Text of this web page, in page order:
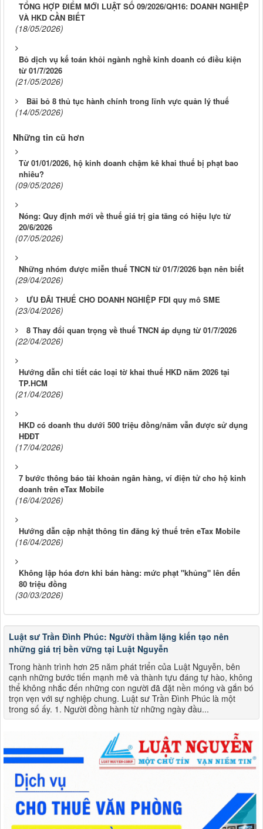
TỔNG HỢP ĐIỂM MỚI LUẬT SỐ 09/2026/QH16: DOANH NGHIỆP
VÀ HKD CẦN BIẾT
(18/05/2026)
Bỏ dịch vụ kế toán khỏi ngành nghề kinh doanh có điều kiện
từ 01/7/2026
(21/05/2026)
Bãi bỏ 8 thủ tục hành chính trong lĩnh vực quản lý thuế
(14/05/2026)
Những tin cũ hơn
Từ 01/01/2026, hộ kinh doanh chậm kê khai thuế bị phạt bao
nhiêu?
(09/05/2026)
Nóng: Quy định mới về thuế giá trị gia tăng có hiệu lực từ
20/6/2026
(07/05/2026)
Những nhóm được miễn thuế TNCN từ 01/7/2026 bạn nên biết
(29/04/2026)
ƯU ĐÃI THUẾ CHO DOANH NGHIỆP FDI quy mô SME
(23/04/2026)
8 Thay đổi quan trọng về thuế TNCN áp dụng từ 01/7/2026
(22/04/2026)
Hướng dẫn chi tiết các loại tờ khai thuế HKD năm 2026 tại
TP.HCM
(21/04/2026)
HKD có doanh thu dưới 500 triệu đồng/năm vẫn được sử dụng
HĐĐT
(17/04/2026)
7 bước thông báo tài khoản ngân hàng, ví điện tử cho hộ kinh
doanh trên eTax Mobile
(16/04/2026)
Hướng dẫn cập nhật thông tin đăng ký thuế trên eTax Mobile
(16/04/2026)
Không lập hóa đơn khi bán hàng: mức phạt "khủng" lên đến
80 triệu đồng
(30/03/2026)
Luật sư Trần Đình Phúc: Người thầm lặng kiến tạo nên
những giá trị bền vững tại Luật Nguyễn
Trong hành trình hơn 25 năm phát triển của Luật Nguyễn, bên
cạnh những bước tiến mạnh mẽ và thành tựu đáng tự hào, không
thể không nhắc đến những con người đã đặt nền móng và gắn bó
trọn vẹn với sự nghiệp chung. Luật sư Trần Đình Phúc là một
trong số ấy. 1. Người đồng hành từ những ngày đầu...